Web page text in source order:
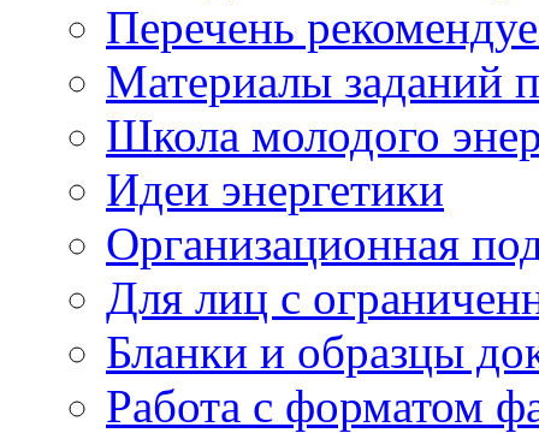
Перечень
Материалы заданий
Школа молодого
Идеи энергетики
Организационная
Для лиц с
Бланки и образцы
Работа с форматом